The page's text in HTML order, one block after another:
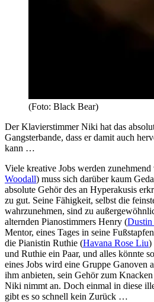
(Foto: Black Bear)
Der Klavierstimmer Niki hat das
Gangsterbande, dass er damit auch
kann …
Viele kreative Jobs werden
Woodall) muss sich darüber kaum
absolute Gehör des an Hyperakusis
zu gut. Seine Fähigkeit, selbst die
wahrzunehmen, sind zu
alternden Pianostimmers Henry (
Mentor, eines Tages in seine
die Pianistin Ruthie (Havana Rose Liu)
und Ruthie ein Paar, und alles könnte
eines Jobs wird eine Gruppe Ganoven
ihm anbieten, sein Gehör zum
Niki nimmt an. Doch einmal in diese
gibt es so schnell kein Zurück …